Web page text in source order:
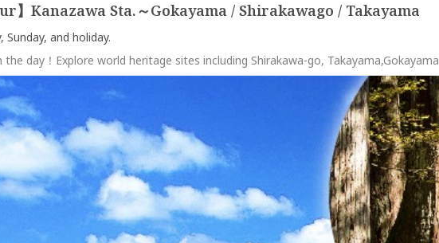
】Kanazawa Sta.～Gokayama / Shirakawago / Takayama
and holiday.
day！Explore world heritage sites including Shirakawa-go, Takayama,Gokayama